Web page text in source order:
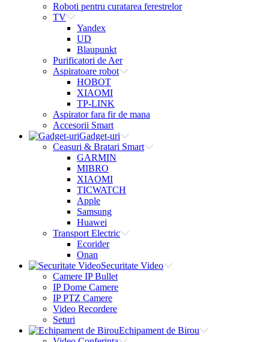
Roboti pentru curatarea ferestrelor
TV
Yandex
UD
Blaupunkt
Purificatori de Aer
Aspiratoare robot
HOBOT
XIAOMI
TP-LINK
Aspirator fara fir de mana
Accesorii Smart
Gadget-uri
Ceasuri & Bratari Smart
GARMIN
MIBRO
XIAOMI
TICWATCH
Apple
Samsung
Huawei
Transport Electric
Ecorider
Onan
Securitate Video
Camere IP Bullet
IP Dome Camere
IP PTZ Camere
Video Recordere
Seturi
Echipament de Birou